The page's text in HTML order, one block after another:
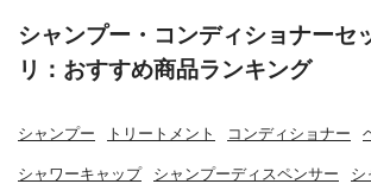
シャンプー・コンディショナーセ
リ：おすすめ商品ランキング
シャンプー トリートメント コンディショナー
シャワーキャップ シャンプーディスペンサー シ